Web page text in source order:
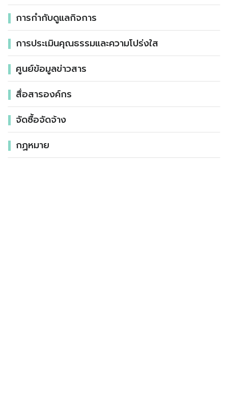
การกำกับดูแลกิจการ
การประเมินคุณธรรมและความโปร่งใส
ศูนย์ข้อมูลข่าวสาร
สื่อสารองค์กร
จัดซื้อจัดจ้าง
กฏหมาย